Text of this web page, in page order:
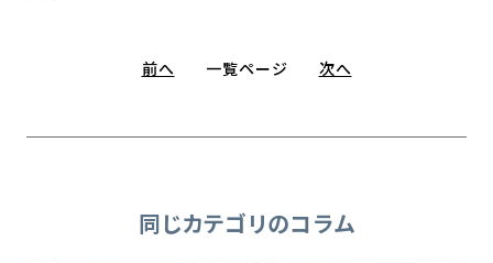
前へ 一覧ページ 次へ
同じカテゴリのコラム